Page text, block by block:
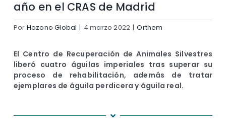
año en el CRAS de Madrid
Por Hozono Global | 4 marzo 2022 | Orthem
El Centro de Recuperación de Animales Silvestres
liberó cuatro águilas imperiales tras superar su
proceso de rehabilitación, además de tratar
ejemplares de águila perdicera y águila real.